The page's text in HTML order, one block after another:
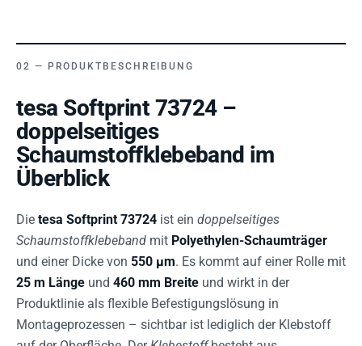
PRODUKTBESCHREIBUNG
tesa Softprint 73724 –
doppelseitiges
Schaumstoffklebeband im
Überblick
Die tesa Softprint 73724 ist ein doppelseitiges
Schaumstoffklebeband mit Polyethylen-Schaumträger
und einer Dicke von 550 µm. Es kommt auf einer Rolle mit
25 m Länge und 460 mm Breite und wirkt in der
Produktlinie als flexible Befestigungslösung in
Montageprozessen – sichtbar ist lediglich der Klebstoff